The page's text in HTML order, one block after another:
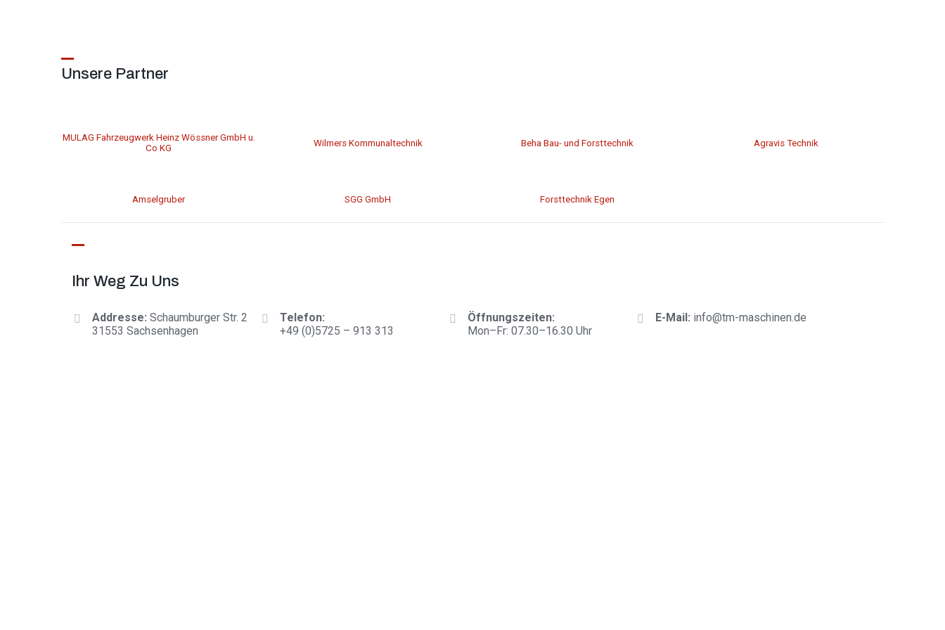
Unsere Partner
MULAG Fahrzeugwerk Heinz Wössner GmbH u.
Co KG
Wilmers Kommunaltechnik Beha Bau- und Forsttechnik Agravis Technik
Amselgruber SGG GmbH Forsttechnik Egen
Ihr Weg Zu Uns
Addresse: Schaumburger Str. 2
31553 Sachsenhagen
Telefon:
+49 (0)5725 – 913 313
Öffnungszeiten:
Mon–Fr: 07.30–16.30 Uhr
E-Mail: info@tm-maschinen.de